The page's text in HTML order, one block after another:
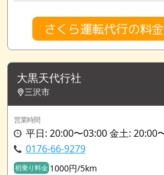
さくら運転代行の料
大黒天代行社
三沢市
営業時間
平日: 20:00〜03:00 金土: 20:00
0176-66-9279
初乗り料金 1000円/5km